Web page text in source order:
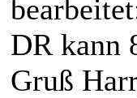
DR kann
Gruß